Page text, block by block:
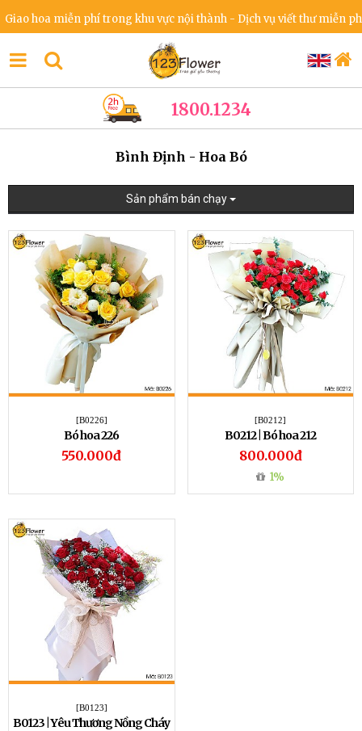
hoa miễn phí trong khu vực nội thành - Dịch vụ viết thư miễn phí
1800.1234
Bình Định - Hoa Bó
Sản phẩm bán chạy
[B0226]
Bó hoa 226
550.000đ
[B0212]
B0212 | Bó hoa 212
800.000đ
1%
[B0123]
B0123 | Yêu Thương Nồng Cháy